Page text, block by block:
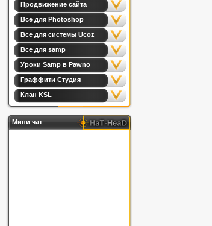
Продвижение сайта
Все для Photoshop
Все для системы Ucoz
Все для samp
Уроки Samp в Pawno
Граффити Студия
Клан KSL
Мини чат